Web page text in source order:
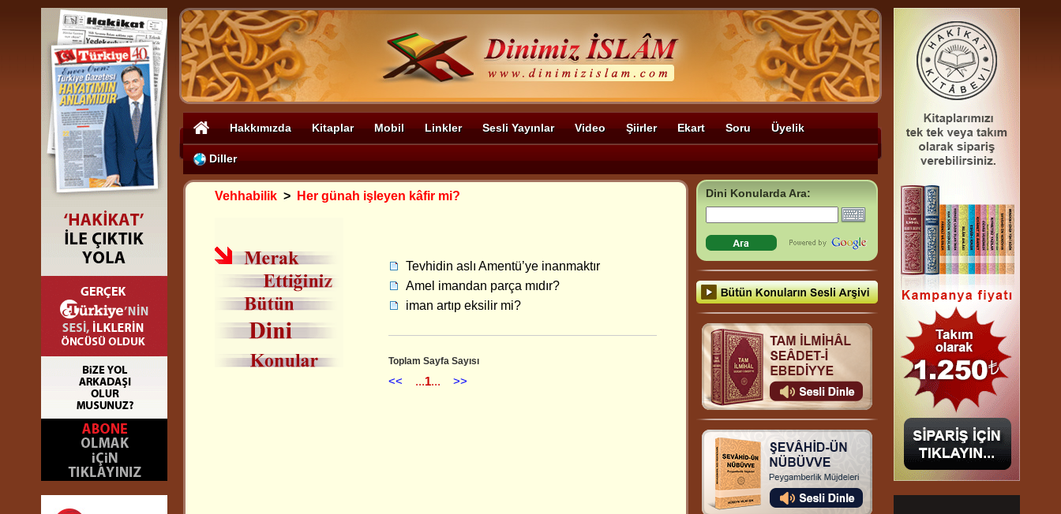
Hakkımızda Kitaplar Mobil Linkler Sesli Yayınlar Video Şiirler Ekart Soru Üyelik
Diller
Vehhabilik > Her günah işleyen kâfir mi?
Tevhidin aslı Amentü’ye inanmaktır
Amel imandan parça mıdır?
iman artıp eksilir mi?
Toplam Sayfa Sayısı
<< ...1... >>
Dini Konularda Ara: